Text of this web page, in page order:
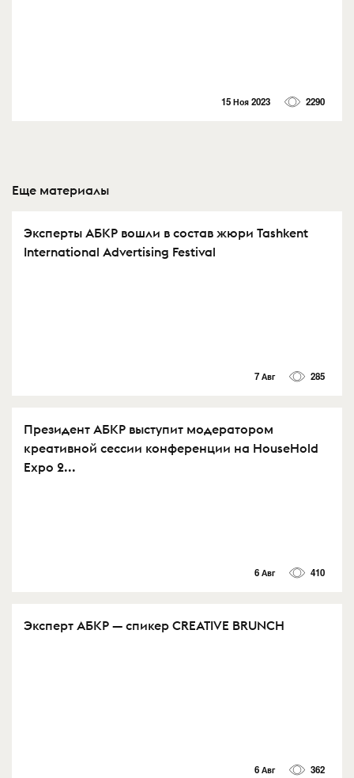
15 Ноя 2023 2290
Еще материалы
Эксперты АБКР вошли в состав жюри Tashkent
International Advertising Festival
7 Авг 285
Президент АБКР выступит модератором
креативной сессии конференции на HouseHold
Expo 2...
6 Авг 410
Эксперт АБКР — спикер CREATIVE BRUNCH
6 Авг 362